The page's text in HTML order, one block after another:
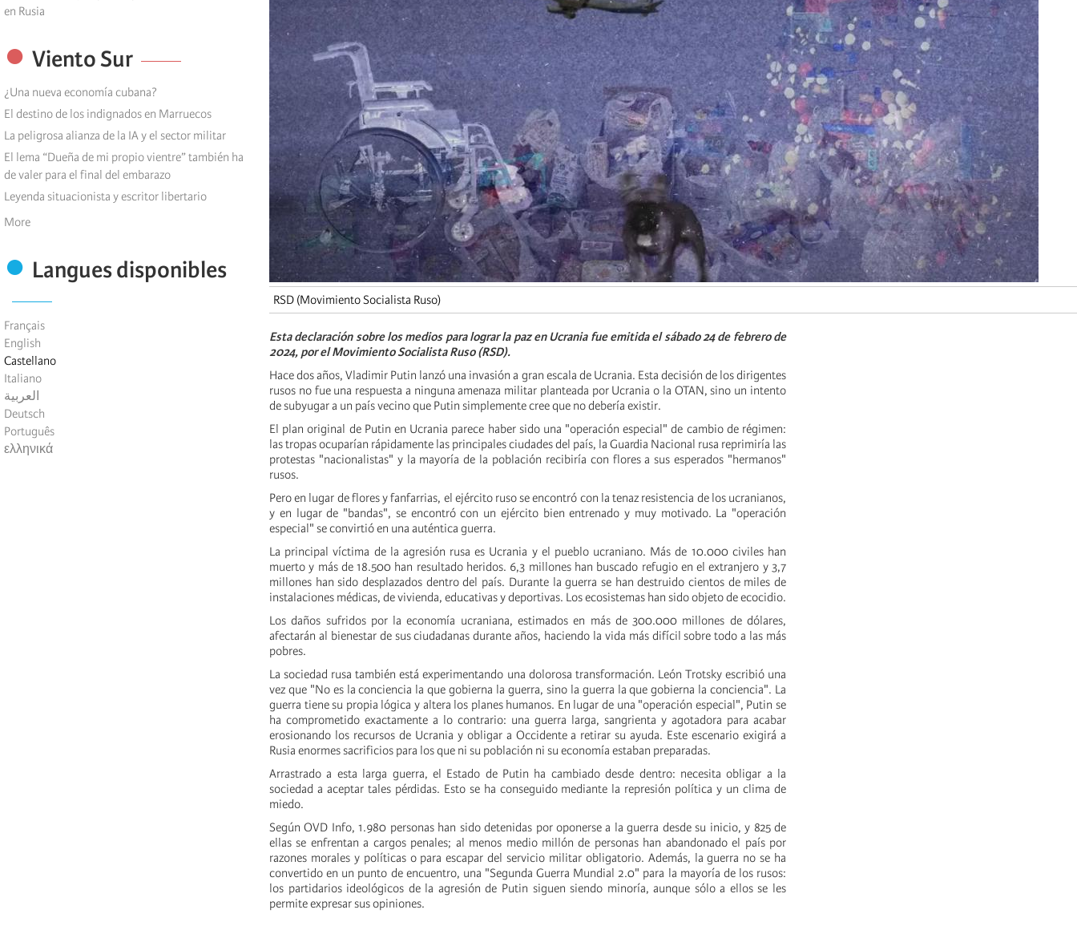
en Rusia
Viento Sur
¿Una nueva economía cubana?
El destino de los indignados en Marruecos
La peligrosa alianza de la IA y el sector militar
El lema “Dueña de mi propio vientre” también ha
de valer para el final del embarazo
Leyenda situacionista y escritor libertario
More
Langues disponibles
Français
English
Castellano
Italiano
العربية
Deutsch
Português
ελληνικά
RSD (Movimiento Socialista Ruso)
Esta declaración sobre los medios para lograr la paz en Ucrania fue emitida el sábado 24 de febrero de
2024, por el Movimiento Socialista Ruso (RSD).
Hace dos años, Vladimir Putin lanzó una invasión a gran escala de Ucrania. Esta decisión de los dirigentes
rusos no fue una respuesta a ninguna amenaza militar planteada por Ucrania o la OTAN, sino un intento
de subyugar a un país vecino que Putin simplemente cree que no debería existir.
El plan original de Putin en Ucrania parece haber sido una "operación especial" de cambio de régimen:
las tropas ocuparían rápidamente las principales ciudades del país, la Guardia Nacional rusa reprimiría las
protestas "nacionalistas" y la mayoría de la población recibiría con flores a sus esperados "hermanos"
rusos.
Pero en lugar de flores y fanfarrias, el ejército ruso se encontró con la tenaz resistencia de los ucranianos,
y en lugar de "bandas", se encontró con un ejército bien entrenado y muy motivado. La "operación
especial" se convirtió en una auténtica guerra.
La principal víctima de la agresión rusa es Ucrania y el pueblo ucraniano. Más de 10.000 civiles han
muerto y más de 18.500 han resultado heridos. 6,3 millones han buscado refugio en el extranjero y 3,7
millones han sido desplazados dentro del país. Durante la guerra se han destruido cientos de miles de
instalaciones médicas, de vivienda, educativas y deportivas. Los ecosistemas han sido objeto de ecocidio.
Los daños sufridos por la economía ucraniana, estimados en más de 300.000 millones de dólares,
afectarán al bienestar de sus ciudadanas durante años, haciendo la vida más difícil sobre todo a las más
pobres.
La sociedad rusa también está experimentando una dolorosa transformación. León Trotsky escribió una
vez que "No es la conciencia la que gobierna la guerra, sino la guerra la que gobierna la conciencia". La
guerra tiene su propia lógica y altera los planes humanos. En lugar de una "operación especial", Putin se
ha comprometido exactamente a lo contrario: una guerra larga, sangrienta y agotadora para acabar
erosionando los recursos de Ucrania y obligar a Occidente a retirar su ayuda. Este escenario exigirá a
Rusia enormes sacrificios para los que ni su población ni su economía estaban preparadas.
Arrastrado a esta larga guerra, el Estado de Putin ha cambiado desde dentro: necesita obligar a la
sociedad a aceptar tales pérdidas. Esto se ha conseguido mediante la represión política y un clima de
miedo.
Según OVD Info, 1.980 personas han sido detenidas por oponerse a la guerra desde su inicio, y 825 de
ellas se enfrentan a cargos penales; al menos medio millón de personas han abandonado el país por
razones morales y políticas o para escapar del servicio militar obligatorio. Además, la guerra no se ha
convertido en un punto de encuentro, una "Segunda Guerra Mundial 2.0" para la mayoría de los rusos:
los partidarios ideológicos de la agresión de Putin siguen siendo minoría, aunque sólo a ellos se les
permite expresar sus opiniones.